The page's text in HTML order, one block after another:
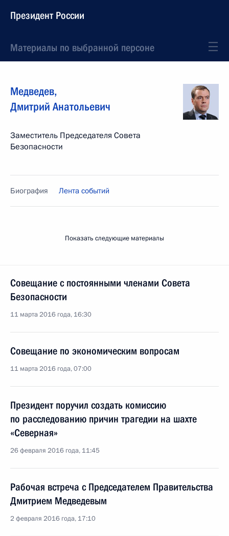
Президент России
Материалы по выбранной персоне
Медведев,
Дмитрий Анатольевич
Заместитель Председателя Совета
Безопасности
Биография Лента событий
Показать следующие материалы
Совещание с постоянными членами Совета
Безопасности
11 марта 2016 года, 16:30
Совещание по экономическим вопросам
11 марта 2016 года, 07:00
Президент поручил создать комиссию
по расследованию причин трагедии на шахте
«Северная»
26 февраля 2016 года, 11:45
Рабочая встреча с Председателем Правительства
Дмитрием Медведевым
2 февраля 2016 года, 17:10